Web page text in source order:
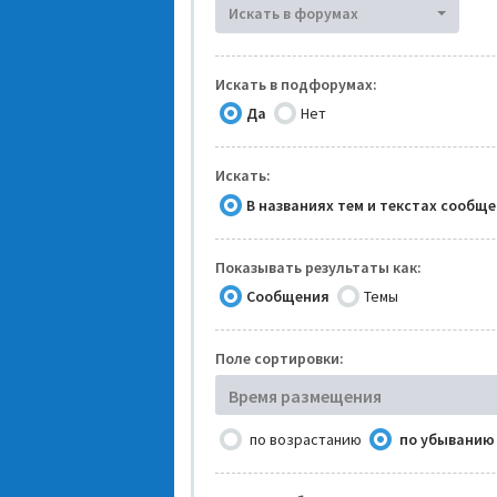
Искать в форумах
Искать в подфорумах:
Да
Нет
Искать:
В названиях тем и текстах
Показывать результаты как:
Сообщения
Темы
Поле сортировки:
Время размещения
по возрастанию по убыванию